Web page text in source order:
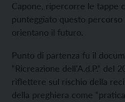
Capone, ripercorre le tappe
punteggiato questo percorso
orientano il futuro.
Punto di partenza fu il
“Ricreazione dell'A.d.P.” del
riflettere sul rischio della
della preghiera come